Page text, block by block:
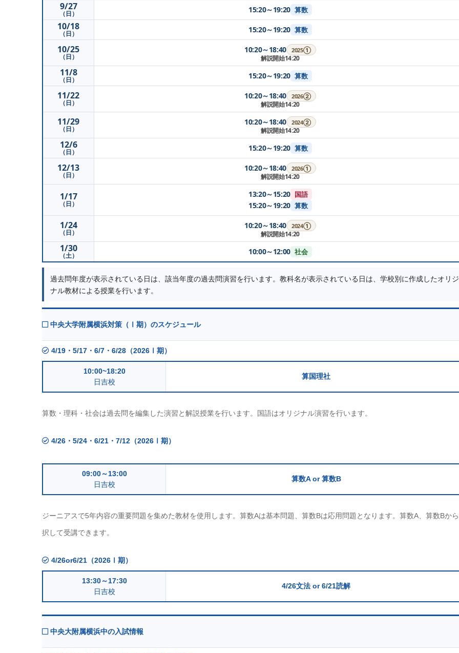
9/27
（日） 15:20～19:20 算数
10/18
（日） 15:20～19:20 算数
10/25
（日）
10:20～18:40 2025①
解説開始14:20
11/8
（日） 15:20～19:20 算数
11/22
（日）
10:20～18:40 2026②
解説開始14:20
11/29
（日）
10:20～18:40 2024②
解説開始14:20
12/6
（日） 15:20～19:20 算数
12/13
（日）
10:20～18:40 2026①
解説開始14:20
1/17
（日）
13:20～15:20 国語
15:20～19:20 算数
1/24
（日）
10:20～18:40 2024①
解説開始14:20
1/30
（土） 10:00～12:00 社会
過去問年度が表示されている日は、該当年度の過去問演習を行います。教科名が表示されている日は、学校別に作成したオリジ
ナル教材による授業を行います。
中央大学附属横浜対策（Ⅰ期）のスケジュール
4/19・5/17・6/7・6/28（2026Ⅰ期）
10:00~18:20
日吉校
算国理社
算数・理科・社会は過去問を編集した演習と解説授業を行います。国語はオリジナル演習を行います。
4/26・5/24・6/21・7/12（2026Ⅰ期）
09:00～13:00
日吉校
算数A or 算数B
ジーニアスで5年内容の重要問題を集めた教材を使用します。算数Aは基本問題、算数Bは応用問題となります。算数A、算数Bか
択して受講できます。
4/26or6/21（2026Ⅰ期）
13:30～17:30
日吉校
4/26文法 or 6/21読解
中央大附属横浜中の入試情報